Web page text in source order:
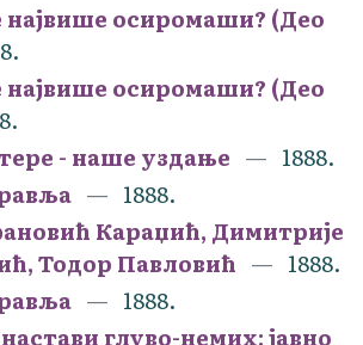
највише осиромаши? (Део
највише осиромаши? (Део
- наше уздање
1888.
1888.
Караџић, Димитрије
Тодор Павловић
1888.
1888.
глуво-немих: јавно